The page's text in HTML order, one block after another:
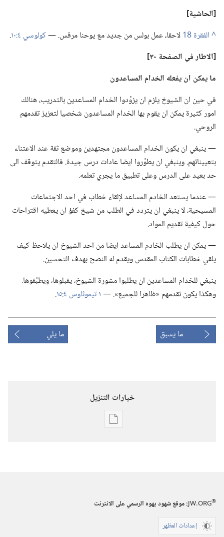
‏[الحاشية]‏
^
لاحقا،‏ عمل بولس من جديد مع يوحنا مرقس.‏ —‏كولوسي ٤:‏١٠
‏.‏
‏[الاطار في الصفحة ٣٠]‏
ما يمكن ان يفعله الخدام المساعدون
في حين ان الشيوخ يلزم ان يزوِّدوا الخدام المساعدين بالتدريب،‏ هنالك
امور كثيرة يمكن ان يقوم بها الخدام المساعدون شخصيا لتعزيز تقدمهم
الروحي.‏
‏—‏ ينبغي ان يكون الخدام المساعدون مجتهدين وموضع ثقة عند الاعتناء
بتعييناتهم.‏ وينبغي ان يطوِّروا ايضا عادات درس جيدة.‏ فالتقدم يتوقف الى
حد بعيد على الدرس وعلى تطبيق ما يجري تعلمه.‏
‏—‏ عندما يستعد الخادم المساعد لإلقاء خطاب في احد الاجتماعات
المسيحية،‏ لا ينبغي ان يتردد في الطلب من شيخ كفؤ ان يعطيه اقتراحات
حول كيفية تقديم المواد.‏
‏—‏ يمكن ان يطلب الخادم المساعد ايضا من احد الشيوخ ان يلاحظ كيف
يلقي خطابات الكتاب المقدس ويقدم له النصح بهدف التحسين.‏
ينبغي للخدام المساعدين ان يطلبوا مشورة الشيوخ،‏ يقبلوها،‏ ويطبِّقوها.‏
وهكذا يكون تقدمهم «ظاهرا للجميع».‏ —‏١ تيموثاوس ٤:‏١٥ ‏.‏
ما يسبق ما يلي
خيارات التنزيل
خيارات
الدراسية)‏
JW.ORG®
:‏ موقع شهود يهوه الرسمي على الانترنت
إعدادات المظهر